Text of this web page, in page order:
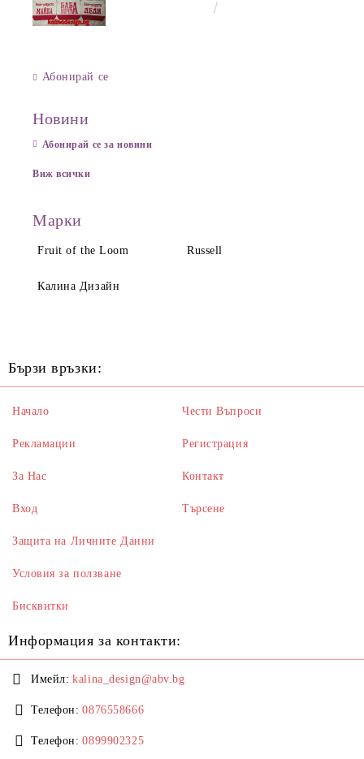
Абонирай се
Новини
Абонирай се за новини
Виж всички
Марки
Fruit of the Loom Russell
Калина Дизайн
Бързи връзки:
Начало
Рекламации
За Нас
Вход
Чести Въпроси
Регистрация
Контакт
Търсене
Защита на Личните Данни
Условия за ползване
Бисквитки
Информация за контакти:
Имейл: kalina_design@abv.bg
Телефон: 0876558666
Телефон: 0899902325